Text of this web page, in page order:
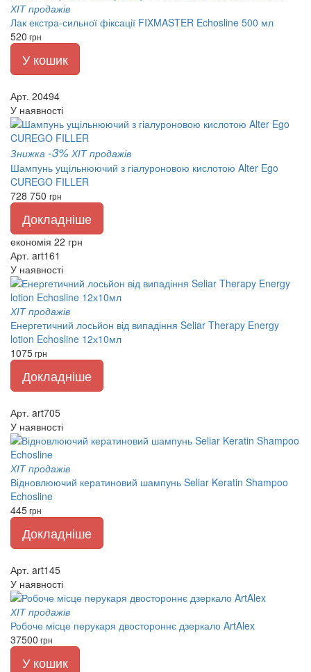
ХІТ продажів
Лак екстра-сильної фіксації FIXMASTER Echosline 500 мл
520 грн
У кошик
Арт. 20494
У наявності
Знижка -3% ХІТ продажів
Шампунь ущільнюючий з гіалуроновою кислотою Alter Ego
CUREGO FILLER
728 750 грн
Докладніше
економія 22 грн
Арт. art161
У наявності
ХІТ продажів
Енергетичний лосьйон від випадіння Seliar Therapy Energy
lotion Echosline 12х10мл
1075грн
Докладніше
Арт. art705
У наявності
ХІТ продажів
Відновлюючий кератиновий шампунь Seliar Keratin Shampoo
Echosline
445грн
Докладніше
Арт. art145
У наявності
ХІТ продажів
Робоче місце перукаря двостороннє дзеркало ArtAlex
37500 грн
У кошик